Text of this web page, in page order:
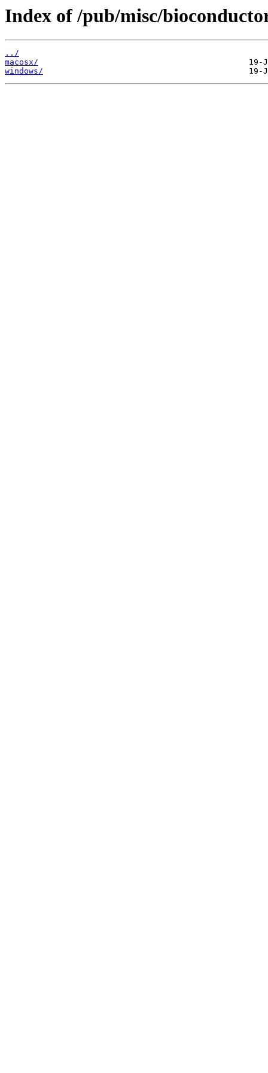
Index of /pub/misc/
../
macosx/
windows/